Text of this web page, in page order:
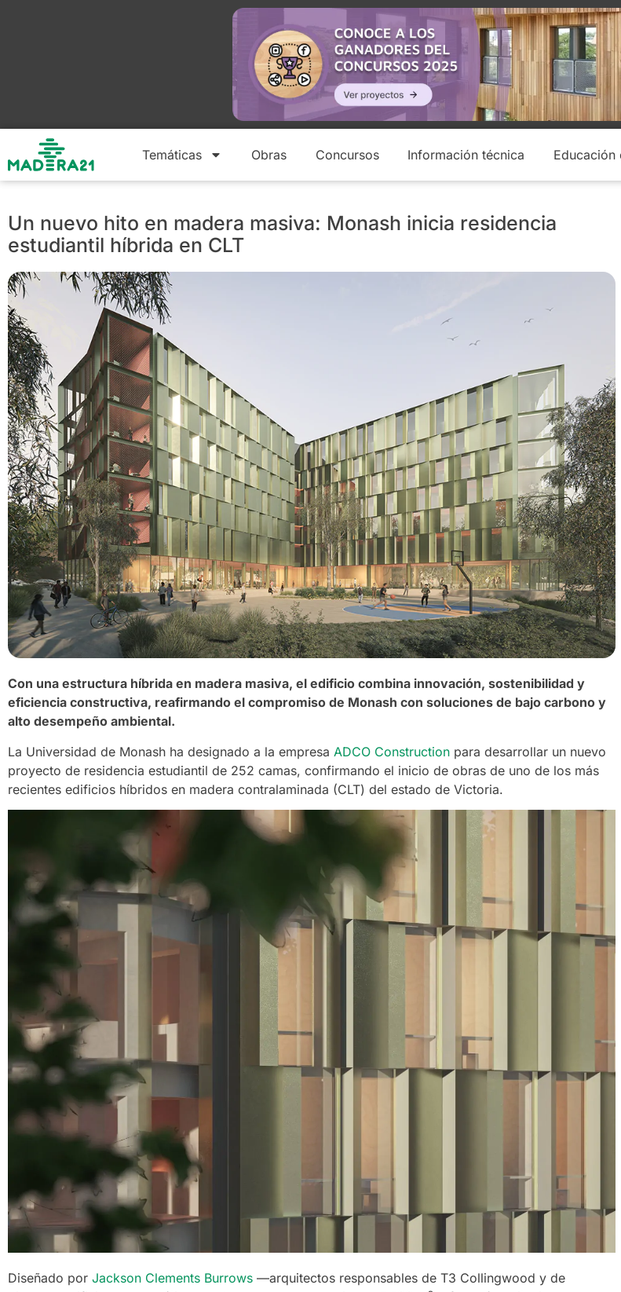
Temáticas Obras Concursos Información técnica Educación
Un nuevo hito en madera masiva: Monash inicia residencia
estudiantil híbrida en CLT
Con una estructura híbrida en madera masiva, el edificio combina innovación, sostenibilidad y
eficiencia constructiva, reafirmando el compromiso de Monash con soluciones de bajo carbono y
alto desempeño ambiental.
La Universidad de Monash ha designado a la empresa ADCO Construction para desarrollar un nuevo
proyecto de residencia estudiantil de 252 camas, confirmando el inicio de obras de uno de los más
recientes edificios híbridos en madera contralaminada (CLT) del estado de Victoria.
Diseñado por Jackson Clements Burrows —arquitectos responsables de T3 Collingwood y de